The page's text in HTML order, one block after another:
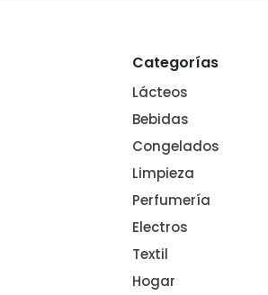
Categorías
Lácteos
Bebidas
Congelados
Limpieza
Perfumería
Electros
Textil
Hogar